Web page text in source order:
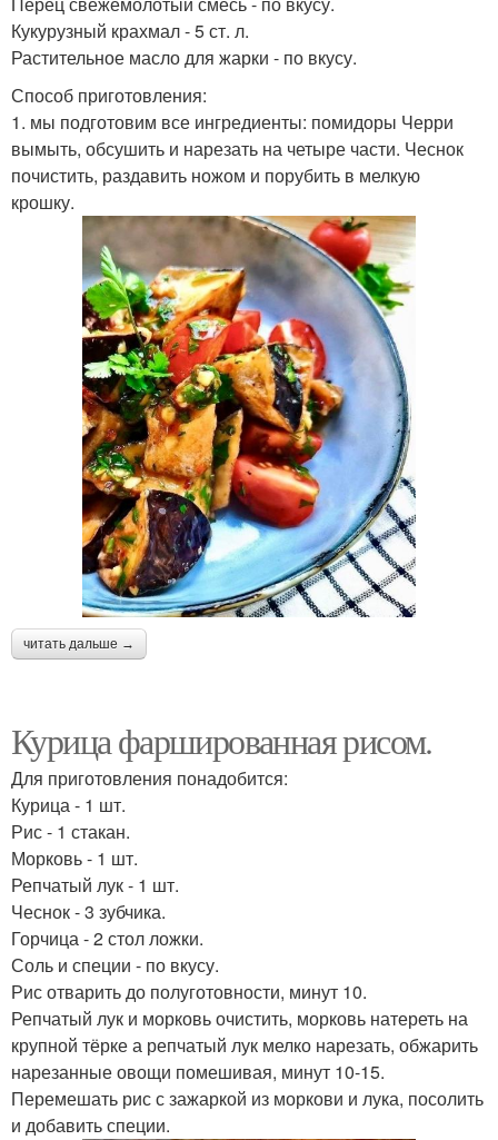
Кукурузный крахмал - 5 ст. л.
Растительное масло для жарки - по вкусу.
Способ приготовления:
1. мы подготовим все ингредиенты: помидоры Черри
вымыть, обсушить и нарезать на четыре части. Чеснок
почистить, раздавить ножом и порубить в мелкую
крошку.
читать дальше →
Курица фаршированная рисом.
Для приготовления понадобится:
Курица - 1 шт.
Рис - 1 стакан.
Морковь - 1 шт.
Репчатый лук - 1 шт.
Чеснок - 3 зубчика.
Горчица - 2 стол ложки.
Соль и специи - по вкусу.
Рис отварить до полуготовности, минут 10.
Репчатый лук и морковь очистить, морковь натереть на
крупной тёрке а репчатый лук мелко нарезать, обжарить
нарезанные овощи помешивая, минут 10-15.
Перемешать рис с зажаркой из моркови и лука, посолить
и добавить специи.